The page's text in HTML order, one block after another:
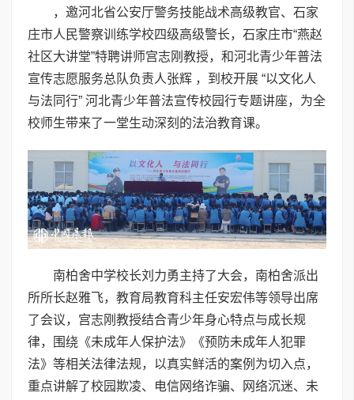
，邀河北省公安厅警务技能战术高级教官、石家
庄市人民警察训练学校四级高级警长，石家庄市“燕赵
社区大讲堂”特聘讲师宫志刚教授，和河北青少年普法
宣传志愿服务总队负责人张辉 ，到校开展 “以文化人
与法同行” 河北青少年普法宣传校园行专题讲座，为全
校师生带来了一堂生动深刻的法治教育课。
南柏舍中学校长刘力勇主持了大会，南柏舍派出
所所长赵雅飞，教育局教育科主任安宏伟等领导出席
了会议，宫志刚教授结合青少年身心特点与成长规
律，围绕《未成年人保护法》《预防未成年人犯罪
法》等相关法律法规，以真实鲜活的案例为切入点，
重点讲解了校园欺凌、电信网络诈骗、网络沉迷、未